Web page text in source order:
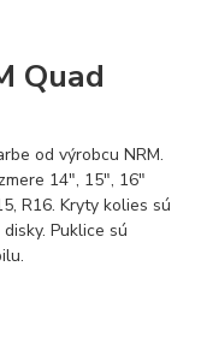
Quad
od výrobcu NRM.
14", 15", 16"
R16. Kryty kolies sú
Puklice sú